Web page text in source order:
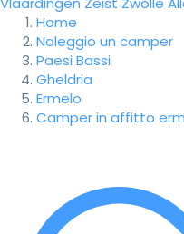
Home
Noleggio un camper
Paesi Bassi
Gheldria
Ermelo
Camper in affitto